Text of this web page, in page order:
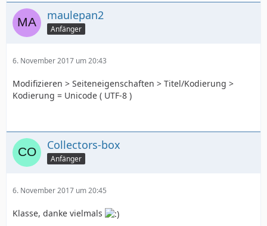
maulepan2
Anfänger
6. November 2017 um 20:43
Modifizieren > Seiteneigenschaften > Titel/Kodierung >
Kodierung = Unicode ( UTF-8 )
Collectors-box
Anfänger
6. November 2017 um 20:45
Klasse, danke vielmals